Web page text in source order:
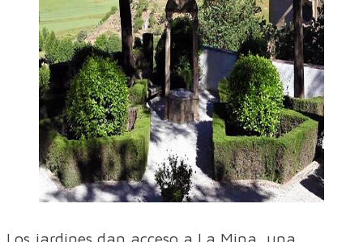
Los jardines dan acceso a La Mina, una